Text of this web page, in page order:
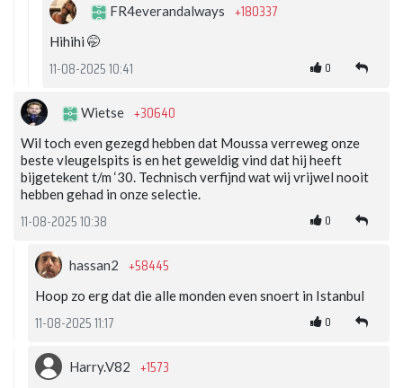
FR4everandalways +180337
Hihihi 🤭
11-08-2025 10:41 0
Wietse +30640
Wil toch even gezegd hebben dat Moussa verreweg onze
beste vleugelspits is en het geweldig vind dat hij heeft
bijgetekent t/m ‘30. Technisch verfijnd wat wij vrijwel nooit
hebben gehad in onze selectie.
11-08-2025 10:38 0
hassan2 +58445
Hoop zo erg dat die alle monden even snoert in Istanbul
11-08-2025 11:17 0
Harry.V82 +1573